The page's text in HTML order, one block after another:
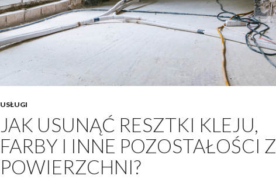
USŁUGI
JAK USUNĄĆ RESZTKI KLEJU,
FARBY I INNE POZOSTAŁOŚCI Z
POWIERZCHNI?